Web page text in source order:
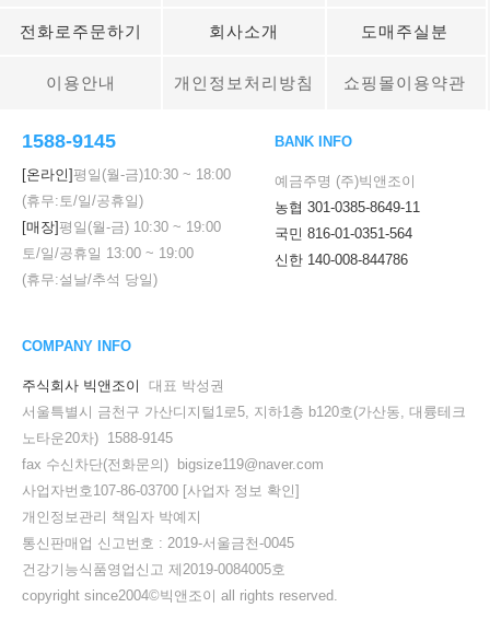
전화로주문하기 회사소개 도매주실분
이용안내 개인정보처리방침 쇼핑몰이용약관
1588-9145
[온라인]평일(월-금)10:30 ~ 18:00
(휴무:토/일/공휴일)
[매장]평일(월-금) 10:30 ~ 19:00
토/일/공휴일 13:00 ~ 19:00
(휴무:설날/추석 당일)
BANK INFO
예금주명 (주)빅앤조이
농협 301-0385-8649-11
국민 816-01-0351-564
신한 140-008-844786
COMPANY INFO
주식회사 빅앤조이
대표 박성권
서울특별시 금천구 가산디지털1로5, 지하1층 b120호(가산동, 대륭테크
노타운20차) 1588-9145
fax 수신차단(전화문의) bigsize119@naver.com
사업자번호107-86-03700 [사업자 정보 확인]
개인정보관리 책임자 박예지
통신판매업 신고번호 : 2019-서울금천-0045
건강기능식품영업신고 제2019-0084005호
copyright since2004©빅앤조이 all rights reserved.